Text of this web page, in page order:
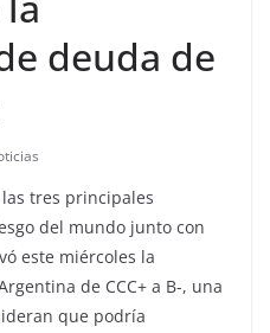
deuda de
tres principales
del mundo junto con
este miércoles la
de CCC+ a B-, una
que podría